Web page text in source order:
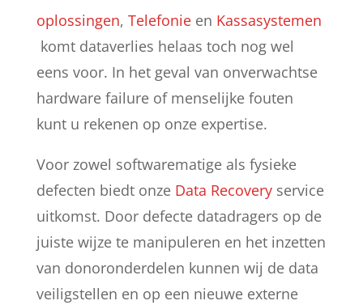
oplossingen, Telefonie en Kassasystemen
komt dataverlies helaas toch nog wel
eens voor. In het geval van onverwachtse
hardware failure of menselijke fouten
kunt u rekenen op onze expertise.
Voor zowel softwarematige als fysieke
defecten biedt onze Data Recovery service
uitkomst. Door defecte datadragers op de
juiste wijze te manipuleren en het inzetten
van donoronderdelen kunnen wij de data
veiligstellen en op een nieuwe externe